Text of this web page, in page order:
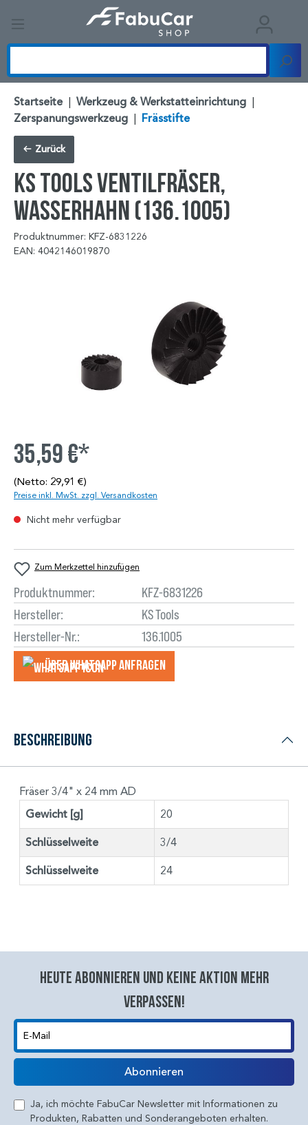
Startseite | Werkzeug & Werkstatteinrichtung |
Zerspanungswerkzeug | Frässtifte
Zurück
KS TOOLS Ventilfräser,
Wasserhahn (136.1005)
Produktnummer: KFZ-6831226
EAN: 4042146019870
35,59 €*
(Netto: 29,91 €)
Preise inkl. MwSt. zzgl. Versandkosten
Nicht mehr verfügbar
Zum Merkzettel hinzufügen
Produktnummer:
KFZ-6831226
Hersteller:
KS Tools
Hersteller-Nr.:
136.1005
Über WhatsApp anfragеn
Beschreibung
Fräser 3/4" x 24 mm AD
Gewicht [g] 20
Schlüsselweite 3/4
Schlüsselweite 24
Heute abonnieren und keine aktion mehr
verpassen!
E-Mail
Abonnieren
Ja, ich möchte FabuCar Newsletter mit Informationen zu
Produkten, Rabatten und Sonderangeboten erhalten.